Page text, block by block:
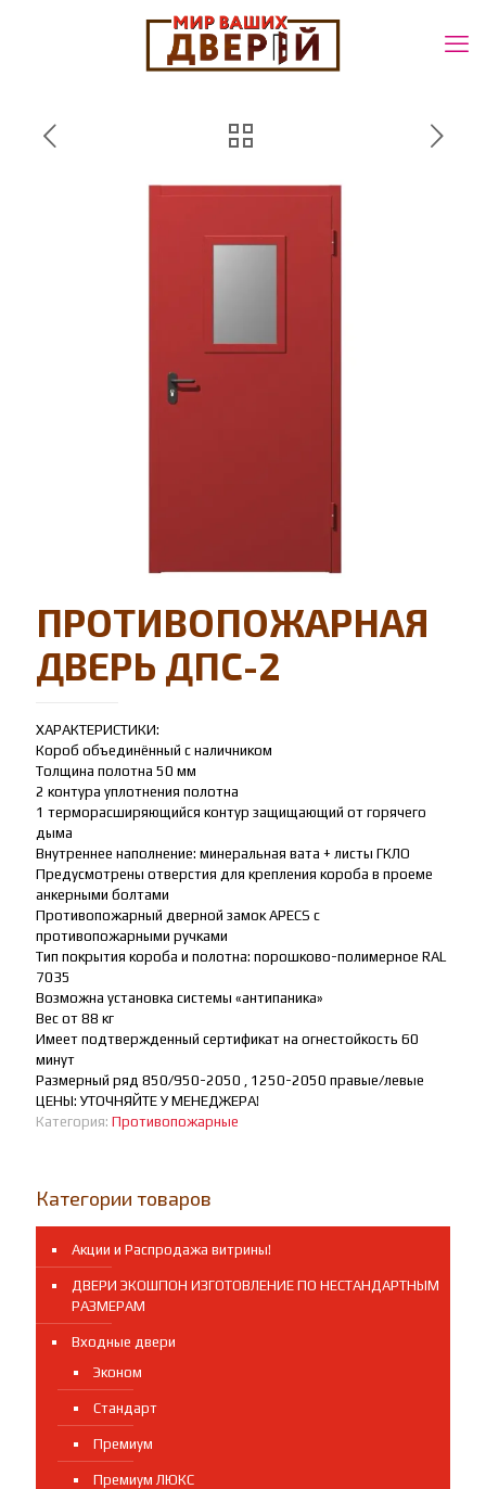
ПРОТИВОПОЖАРНАЯ
ДВЕРЬ ДПС-2
ХАРАКТЕРИСТИКИ:
Короб объединённый с наличником
Толщина полотна 50 мм
2 контура уплотнения полотна
1 терморасширяющийся контур защищающий от горячего
дыма
Внутреннее наполнение: минеральная вата + листы ГКЛО
Предусмотрены отверстия для крепления короба в проеме
анкерными болтами
Противопожарный дверной замок APECS с
противопожарными ручками
Тип покрытия короба и полотна: порошково-полимерное RAL
7035
Возможна установка системы «антипаника»
Вес от 88 кг
Имеет подтвержденный сертификат на огнестойкость 60
минут
Размерный ряд 850/950-2050 , 1250-2050 правые/левые
ЦЕНЫ: УТОЧНЯЙТЕ У МЕНЕДЖЕРА!
Категория: Противопожарные
Категории товаров
Акции и Распродажа витрины!
ДВЕРИ ЭКОШПОН ИЗГОТОВЛЕНИЕ ПО НЕСТАНДАРТНЫМ
РАЗМЕРАМ
Входные двери
Эконом
Стандарт
Премиум
Премиум ЛЮКС